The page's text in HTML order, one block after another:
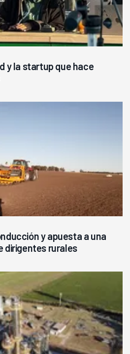
y la startup que hace
y apuesta a una
dirigentes rurales